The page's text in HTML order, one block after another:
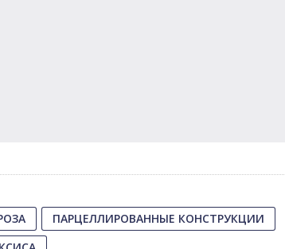
ПАРЦЕЛЛИРОВАННЫЕ КОНСТРУКЦИИ